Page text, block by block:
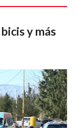
y más